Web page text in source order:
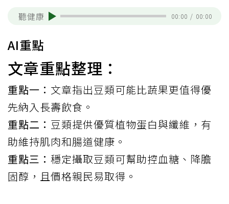
聽健康 00:00 / 00:00
AI重點
文章重點整理：
重點一： 文章指出豆類可能比蔬果更值得優
先納入長壽飲食。
重點二： 豆類提供優質植物蛋白與纖維，有
助維持肌肉和腸道健康。
重點三： 穩定攝取豆類可幫助控血糖、降膽
固醇，且價格親民易取得。